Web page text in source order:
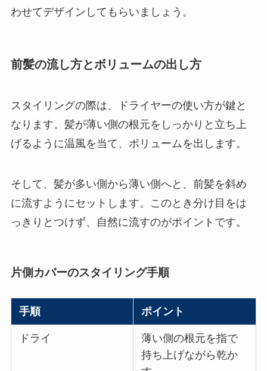
わせてデザインしてもらいましょう。
前髪の流し方とボリュームの出し方
スタイリングの際は、ドライヤーの使い方が鍵と
なります。髪が薄い側の根元をしっかりと立ち上
げるように温風を当て、ボリュームを出します。
そして、髪が多い側から薄い側へと、前髪を斜め
に流すようにセットします。このとき分け目をは
っきりとつけず、自然に流すのがポイントです。
片側カバーのスタイリング手順
手順 ポイント
ドライ
薄い側の根元を指で
持ち上げながら乾か